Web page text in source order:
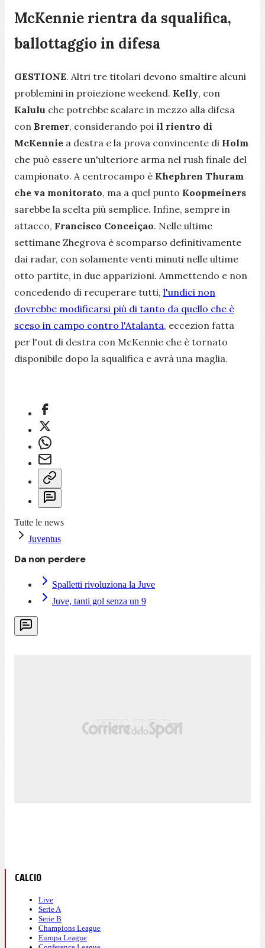
McKennie rientra da squalifica,
ballottaggio in difesa
GESTIONE. Altri tre titolari devono smaltire alcuni
problemini in proiezione weekend. Kelly, con
Kalulu che potrebbe scalare in mezzo alla difesa
con Bremer, considerando poi il rientro di
McKennie a destra e la prova convincente di Holm
che può essere un'ulteriore arma nel rush finale del
campionato. A centrocampo è Khephren Thuram
che va monitorato, ma a quel punto Koopmeiners
sarebbe la scelta più semplice. Infine, sempre in
attacco, Francisco Conceiçao. Nelle ultime
settimane Zhegrova è scomparso definitivamente
dai radar, con solamente venti minuti nelle ultime
otto partite, in due apparizioni. Ammettendo e non
concedendo di recuperare tutti, l'undici non
dovrebbe modificarsi più di tanto da quello che è
sceso in campo contro l'Atalanta, eccezion fatta
per l'out di destra con McKennie che è tornato
disponibile dopo la squalifica e avrà una maglia.
Tutte le news
Juventus
Da non perdere
Spalletti rivoluziona la Juve
Juve, tanti gol senza un 9
CALCIO
Live
Serie A
Serie B
Champions League
Europa League